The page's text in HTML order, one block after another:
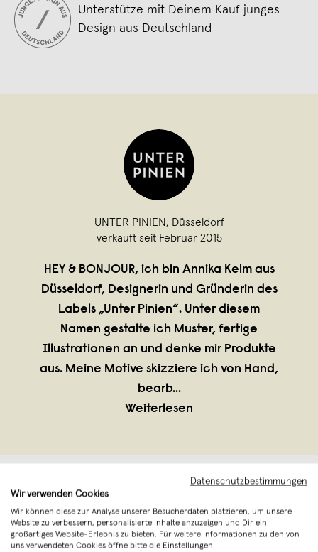
Unterstütze mit Deinem Kauf junges
Design aus Deutschland
UNTER PINIEN, Düsseldorf
verkauft seit Februar 2015
HEY & BONJOUR, ich bin Annika Kelm aus
Düsseldorf, Designerin und Gründerin des
Labels „Unter Pinien“. Unter diesem
Namen gestalte ich Muster, fertige
Illustrationen an und denke mir Produkte
aus. Meine Motive skizziere ich von Hand,
bearb...
Weiterlesen
Datenschutzbestimmungen
Wir verwenden Cookies
Wir können diese zur Analyse unserer Besucherdaten platzieren, um unsere
Website zu verbessern, personalisierte Inhalte anzuzeigen und Dir ein
großartiges Website-Erlebnis zu bieten. Für weitere Informationen zu den von
uns verwendeten Cookies öffne bitte die Einstellungen.